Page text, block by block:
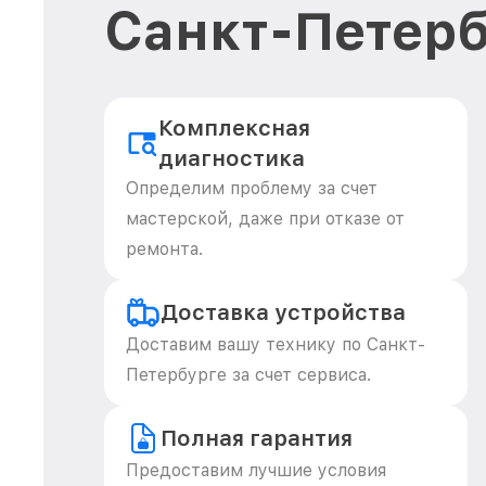
Санкт-
Комплексная
диагностика
Определим проблему за счет
мастерской, даже при отказе от
ремонта.
Доставка устройства
Доставим вашу технику по Санкт-
Петербурге за счет сервиса.
Полная гарантия
Предоставим лучшие условия